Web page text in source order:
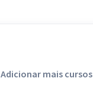
Adicionar mais cursos